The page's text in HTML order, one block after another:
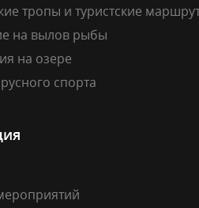
тропы и туристские
на вылов рыбы
на озере
спорта